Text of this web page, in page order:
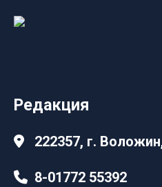
Редакция
222357, г.
8-01772 55392